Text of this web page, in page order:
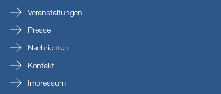
Veranstaltungen
Presse
Nachrichten
Kontakt
Impressum